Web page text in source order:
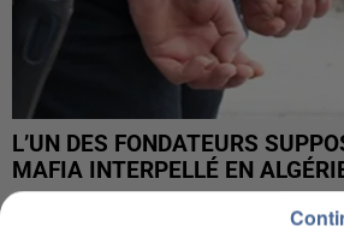
L’UN DES FONDATEURS
MAFIA INTERPELLÉ EN